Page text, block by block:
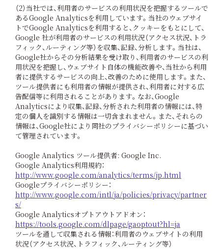
（2）当社では、利用者のサービスの利用状況を把握するツールで
あるGoogle Analyticsを利用しています。当社のウェブサイ
トでGoogle Analyticsを利用すると、クッキーをもとにして、
Google 社が利用者のサービスの利用状況（アクセス状況、トラ
フィック、ルーティング等）を収集、記録、分析します。当社は、
Google社からその分析結果を受け取り、利用者のサービスの利
用状況を把握し、ウェブサイト自体の機能改善や、当社から利用
者に提供するサービスの向上、改善のために使用します。また、
ツール提供者にも利用者の情報が提供され、利用者に対する広
告配信等に利用されることがあります。なお、Google
Analyticsにより収集、記録、分析された利用者の情報には、特
定の個人を識別する情報は一切含まれません。また、それらの
情報は、Google社により同社のプライバシーポリシーに基づい
て管理されています。
Google Analytics ツール提供者: Google Inc.
Google Analytics利用規約：
http://www.google.com/analytics/terms/jp.html
Googleプライバシーポリシー：
http://www.google.com/intl/ja/policies/privacy/partner
s/
Google Analyticsオプトアウトアドオン：
https://tools.google.com/dlpage/gaoptout?hl=ja
ツールを通して収集される情報：利用者のウェブサイトの利用
状況（アクセス状況、トラフィック、ルーティング等）